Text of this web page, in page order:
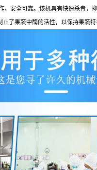
，安全可靠。该机具有快速杀青，
止了果蔬中酶的活性，以保持果蔬